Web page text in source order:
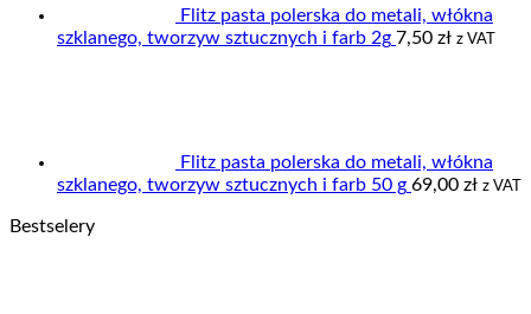
Flitz pasta polerska do metali, włókna
szklanego, tworzyw sztucznych i farb 2g 7,50 zł z VAT
Flitz pasta polerska do metali, włókna
szklanego, tworzyw sztucznych i farb 50 g 69,00 zł z VAT
Bestselery